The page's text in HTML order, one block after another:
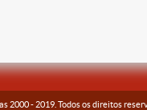
2000 -2019 . Todos os direitos